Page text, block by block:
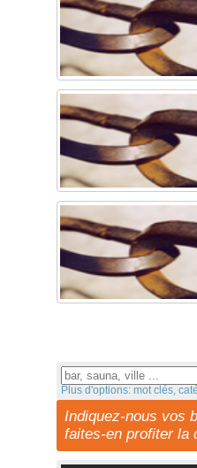
Plus d'options: mot clés,
Indiquez-nous vos
faites-en profiter la